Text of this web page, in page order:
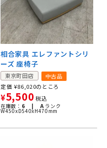
相合家具 エレファントシリ
ーズ 座椅子
東京町田店
中古品
定価 ¥86,020のところ
¥5,500 税込
在庫数： 6 | Aランク
W450xD540xH470mm